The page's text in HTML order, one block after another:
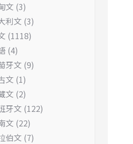
文 (3)
利文 (3)
(1118)
(4)
牙文 (9)
文 (1)
文 (2)
牙文 (122)
文 (22)
伯文 (7)